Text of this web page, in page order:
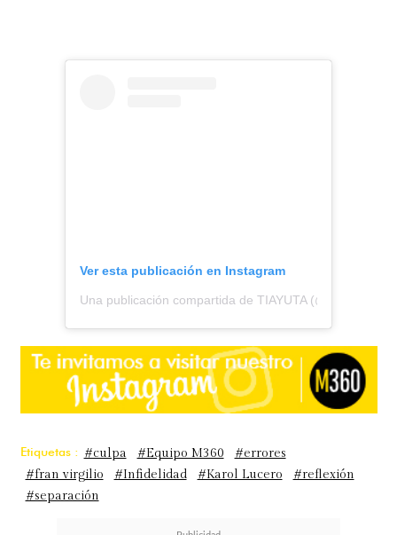
Ver esta publicación en Instagram
Una publicación compartida de TIAYUTA (@tiayuuta.cl)
Etiquetas : #culpa #Equipo M360
#errores
#fran virgilio
#Infidelidad #Karol Lucero
#reflexión
#separación